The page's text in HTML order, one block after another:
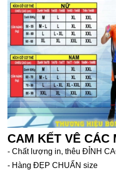
CAM KẾT VÊ CÁC
- Chất lượng in, thêu ĐỈNH
- Hàng ĐẸP CHUẨN size